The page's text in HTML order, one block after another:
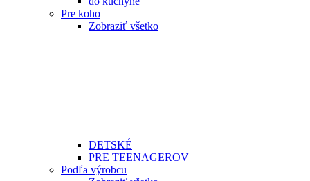
Pre koho
Zobraziť všetko
DETSKÉ
PRE TEENAGEROV
Podľa výrobcu